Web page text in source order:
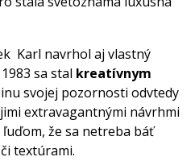
Karl navrhol aj vlastný
sa stal kreatívnym
svojej pozornosti odvtedy
extravagantnými návrhmi
že sa netreba báť
textúrami.